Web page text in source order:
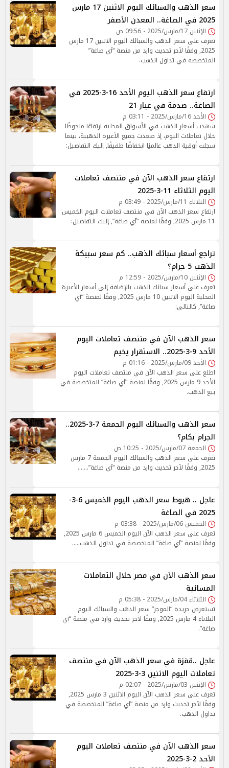
سعر الذهب والسبائك اليوم الاثنين 17 مارس
2025 في الصاغة.. المعدن الأصفر
الإثنين 17/مارس/2025 - 09:56 ص
تعرف على سعر الذهب والسبائك اليوم الاثنين 17 مارس
2025, وفقًا لآخر تحديث وارد من منصة “آي صاغة”
المتخصصة في تداول الذهب.
ارتفاع سعر الذهب اليوم الأحد 16-3-2025 في
الصاغة.. صدمة في عيار 21
الأحد 16/مارس/2025 - 03:11 م
شهدت أسعار الذهب في الأسواق المحلية ارتفاعًا ملحوظًا
خلال تعاملات اليوم، إذ صعدت جميع الأعيرة الذهبية، بينما
سجلت أوقية الذهب عالميًا انخفاضًا طفيفًا, إليك التفاصيل:
ارتفاع سعر الذهب الآن في منتصف تعاملات
اليوم الثلاثاء 11-3-2025
الثلاثاء 11/مارس/2025 - 03:49 م
ارتفاع سعر الذهب الآن في منتصف تعاملات اليوم الخميس
11 مارس 2025, وفقًا لمنصة “آي صاغة”, إليك التفاصيل:
تراجع أسعار سبائك الذهب.. كم سعر سبيكة
الذهب 5 جرام؟
الإثنين 10/مارس/2025 - 12:59 م
تعرف على أسعار سبائك الذهب بالإضافة إلى أسعار الأعيرة
المحلية اليوم الاثنين 10 مارس 2025, وفقًا لمنصة “آي
صاغة”, كالتالي:
سعر الذهب الآن في منتصف تعاملات اليوم
الأحد 9-3-2025.. الاستقرار يخيم
الأحد 09/مارس/2025 - 01:16 م
اطلع على سعر الذهب الآن في منتصف تعاملات اليوم
الأحد 9 مارس 2025, وفقًا لمنصة “آي صاغة” المتخصصة في
بيع الذهب.
سعر الذهب والسبائك اليوم الجمعة 7-3-2025..
الجرام بكام؟
الجمعة 07/مارس/2025 - 10:25 ص
تعرف على سعر الذهب والسبائك اليوم الجمعة 7 مارس
2025, وفقًا لآخر تحديث وارد من منصة “آي صاغة”.......
عاجل .. هبوط سعر الذهب اليوم الخميس 6-3-
2025 في الصاغة
الخميس 06/مارس/2025 - 03:38 م
تعرف على سعر الذهب الآن اليوم الخميس 6 مارس 2025,
وفقًا لمنصة “آي صاغة” المتخصصة في تداول الذهب.....
سعر الذهب الآن في مصر خلال التعاملات
المسائية
الثلاثاء 04/مارس/2025 - 05:38 م
تستعرض جريدة “الموجز” سعر الذهب والسبائك اليوم
الثلاثاء 4 مارس 2025, وفقًا لآخر تحديث وارد في منصة “آي
صاغة”.
عاجل ..قفزة في سعر الذهب الآن في منتصف
تعاملات اليوم الاثنين 3-3-2025
الإثنين 03/مارس/2025 - 02:07 م
تعرف على سعر الذهب الآن اليوم الاثنين 3 مارس 2025,
وفقًا لآخر تحديث وارد من منصة “آي صاغة” المتخصصة في
تداول الذهب.
سعر الذهب الآن في منتصف تعاملات اليوم
الأحد 2-3-2025